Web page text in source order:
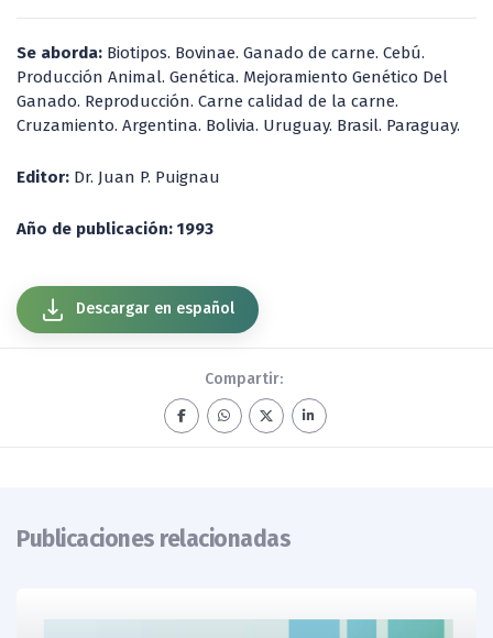
Se aborda: Biotipos. Bovinae. Ganado de carne. Cebú.
Producción Animal. Genética. Mejoramiento Genético Del
Ganado. Reproducción. Carne calidad de la carne.
Cruzamiento. Argentina. Bolivia. Uruguay. Brasil. Paraguay.
Editor: Dr. Juan P. Puignau
Año de publicación: 1993
Descargar en español
Compartir:
Publicaciones relacionadas